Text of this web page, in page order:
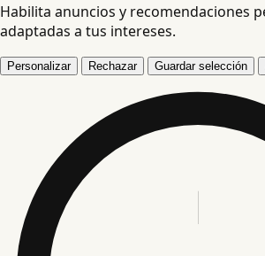
Habilita anuncios y recomendaciones
adaptadas a tus intereses.
Personalizar Rechazar Guardar selección